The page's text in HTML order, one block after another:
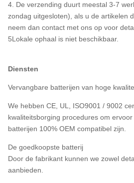
4. De verzending duurt meestal 3-7
zondag uitgesloten), als u de artikelen
neem dan contact met ons op voor
5Lokale ophaal is niet beschikbaar.
Diensten
Vervangbare batterijen van hoge
We hebben CE, UL, ISO9001 / 9002
kwaliteitsborging procedures om
batterijen 100% OEM compatibel zijn.
De goedkoopste batterij
Door de fabrikant kunnen we zowel
aanbieden.